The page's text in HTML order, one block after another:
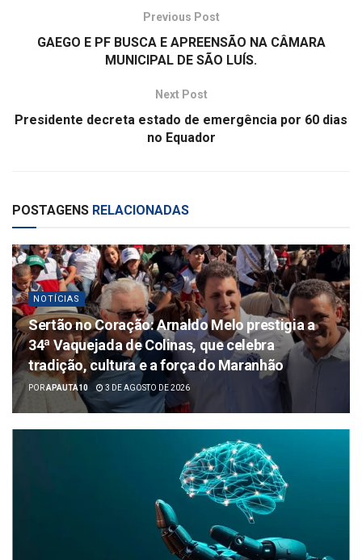
Previous Post
GAEGO E PF BUSCA E APREENSÃO NA CÂMARA
MUNICIPAL DE SÃO LUÍS.
Next Post
Presidente decreta estado de emergência por 60 dias
no Equador
POSTAGENS RELACIONADAS
NOTÍCIAS
Sertão no Coração: Arnaldo Melo prestigia a
34ª Vaquejada de Colinas, que celebra
tradição, cultura e a força do Maranhão
PORAPAUTA10 3 DE AGOSTO DE 2026